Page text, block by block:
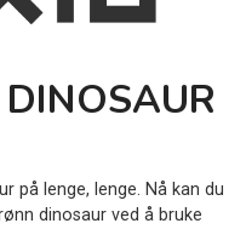
på lenge, lenge. Nå kan du
dinosaur ved å bruke